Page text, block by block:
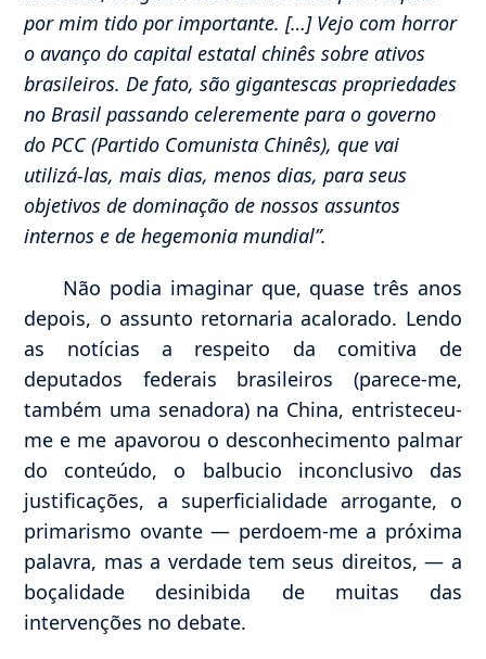
por mim tido por importante. […] Vejo com horror
o avanço do capital estatal chinês sobre ativos
brasileiros. De fato, são gigantescas propriedades
no Brasil passando celeremente para o governo
do PCC (Partido Comunista Chinês), que vai
utilizá-las, mais dias, menos dias, para seus
objetivos de dominação de nossos assuntos
internos e de hegemonia mundial”.
Não podia imaginar que, quase três anos
depois, o assunto retornaria acalorado. Lendo
as notícias a respeito da comitiva de
deputados federais brasileiros (parece-me,
também uma senadora) na China, entristeceu-
me e me apavorou o desconhecimento palmar
do conteúdo, o balbucio inconclusivo das
justificações, a superficialidade arrogante, o
primarismo ovante — perdoem-me a próxima
palavra, mas a verdade tem seus direitos, — a
boçalidade desinibida de muitas das
intervenções no debate.